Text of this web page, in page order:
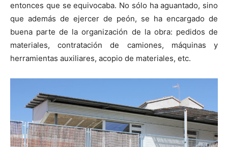
entonces que se equivocaba. No sólo ha aguantado, sino
que además de ejercer de peón, se ha encargado de
buena parte de la organización de la obra: pedidos de
materiales, contratación de camiones, máquinas y
herramientas auxiliares, acopio de materiales, etc.